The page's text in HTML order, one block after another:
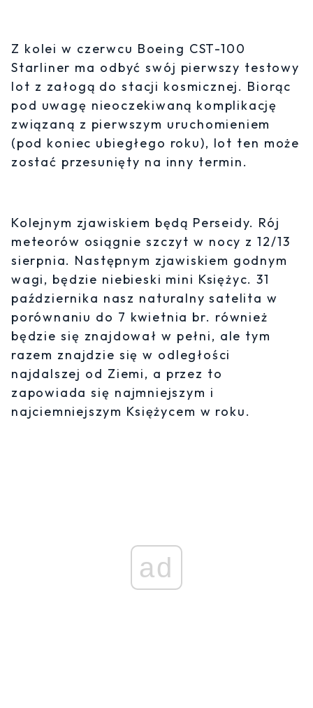
Z kolei w czerwcu Boeing CST-100
Starliner ma odbyć swój pierwszy testowy
lot z załogą do stacji kosmicznej. Biorąc
pod uwagę nieoczekiwaną komplikację
związaną z pierwszym uruchomieniem
(pod koniec ubiegłego roku), lot ten może
zostać przesunięty na inny termin.
Kolejnym zjawiskiem będą Perseidy. Rój
meteorów osiągnie szczyt w nocy z 12/13
sierpnia. Następnym zjawiskiem godnym
wagi, będzie niebieski mini Księżyc. 31
października nasz naturalny satelita w
porównaniu do 7 kwietnia br. również
będzie się znajdował w pełni, ale tym
razem znajdzie się w odległości
najdalszej od Ziemi, a przez to
zapowiada się najmniejszym i
najciemniejszym Księżycem w roku.
ad